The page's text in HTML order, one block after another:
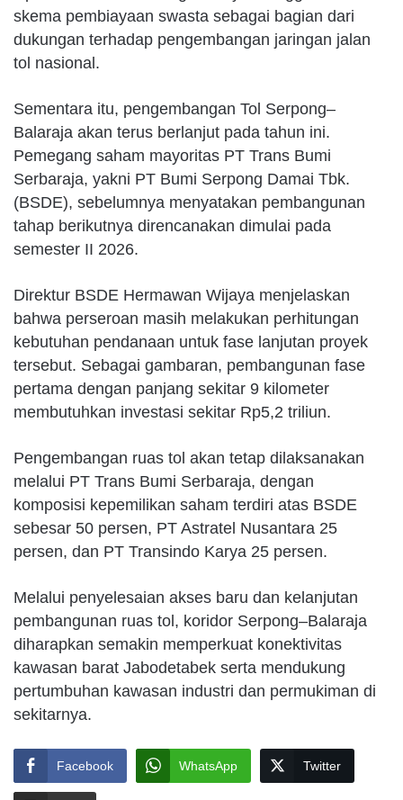
skema pembiayaan swasta sebagai bagian dari
dukungan terhadap pengembangan jaringan jalan
tol nasional.
Sementara itu, pengembangan Tol Serpong–
Balaraja akan terus berlanjut pada tahun ini.
Pemegang saham mayoritas PT Trans Bumi
Serbaraja, yakni PT Bumi Serpong Damai Tbk.
(BSDE), sebelumnya menyatakan pembangunan
tahap berikutnya direncanakan dimulai pada
semester II 2026.
Direktur BSDE Hermawan Wijaya menjelaskan
bahwa perseroan masih melakukan perhitungan
kebutuhan pendanaan untuk fase lanjutan proyek
tersebut. Sebagai gambaran, pembangunan fase
pertama dengan panjang sekitar 9 kilometer
membutuhkan investasi sekitar Rp5,2 triliun.
Pengembangan ruas tol akan tetap dilaksanakan
melalui PT Trans Bumi Serbaraja, dengan
komposisi kepemilikan saham terdiri atas BSDE
sebesar 50 persen, PT Astratel Nusantara 25
persen, dan PT Transindo Karya 25 persen.
Melalui penyelesaian akses baru dan kelanjutan
pembangunan ruas tol, koridor Serpong–Balaraja
diharapkan semakin memperkuat konektivitas
kawasan barat Jabodetabek serta mendukung
pertumbuhan kawasan industri dan permukiman di
sekitarnya.
Facebook WhatsApp Twitter